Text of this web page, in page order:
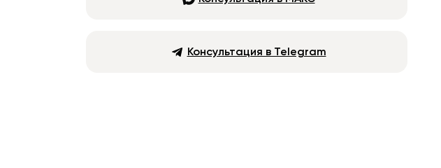
Консультация в Telegram